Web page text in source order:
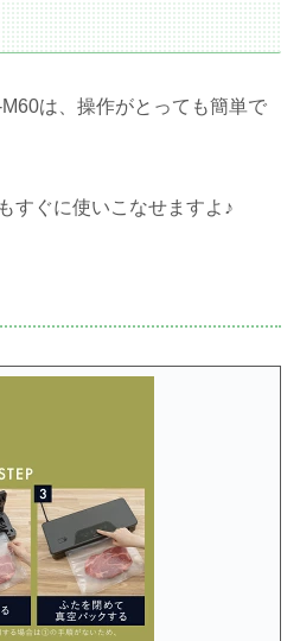
は、操作がとっても簡単で
すぐに使いこなせますよ♪